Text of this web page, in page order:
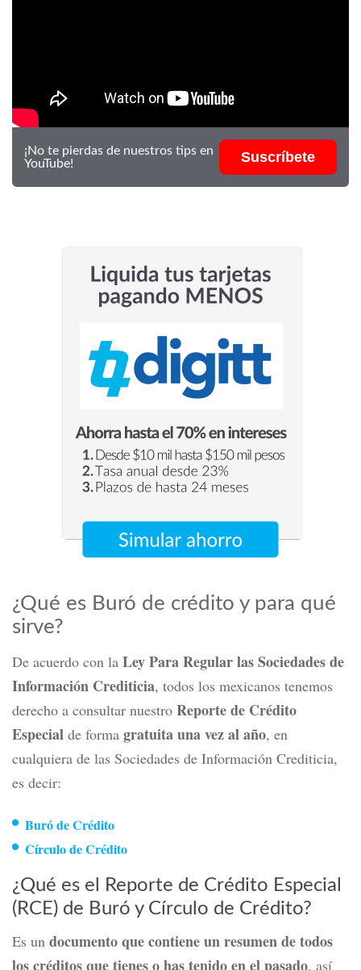
¡No te pierdas de nuestros tips en
YouTube!
Suscríbete
¿Qué es Buró de crédito y para qué
sirve?
De acuerdo con la Ley Para Regular las Sociedades de
Información Crediticia, todos los mexicanos tenemos
derecho a consultar nuestro Reporte de Crédito
Especial de forma gratuitauna vez al año, en
cualquiera de las Sociedades de Información Crediticia,
es decir:
Buró de Crédito
Círculo de Crédito
¿Qué es el Reporte de Crédito Especial
(RCE) de Buró y Círculo de Crédito?
Es un documento que contiene un resumen de todos
los créditos que tienes o has tenido en el pasado, así